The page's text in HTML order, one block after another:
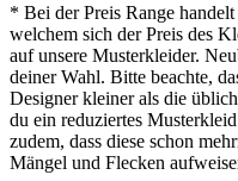
* Bei der Preis Range
welchem sich der Preis des
auf unsere Musterkleider.
deiner Wahl. Bitte beachte,
Designer kleiner als die
du ein reduziertes
zudem, dass diese schon
Mängel und Flecken